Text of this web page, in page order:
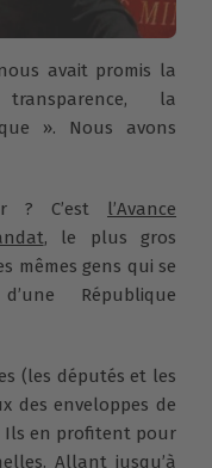
avait promis la
la
». Nous avons
? C’est
l’Avance
, le plus gros
mêmes gens qui se
République
(les députés et les
des enveloppes de
Ils en profitent pour
Allant jusqu’à